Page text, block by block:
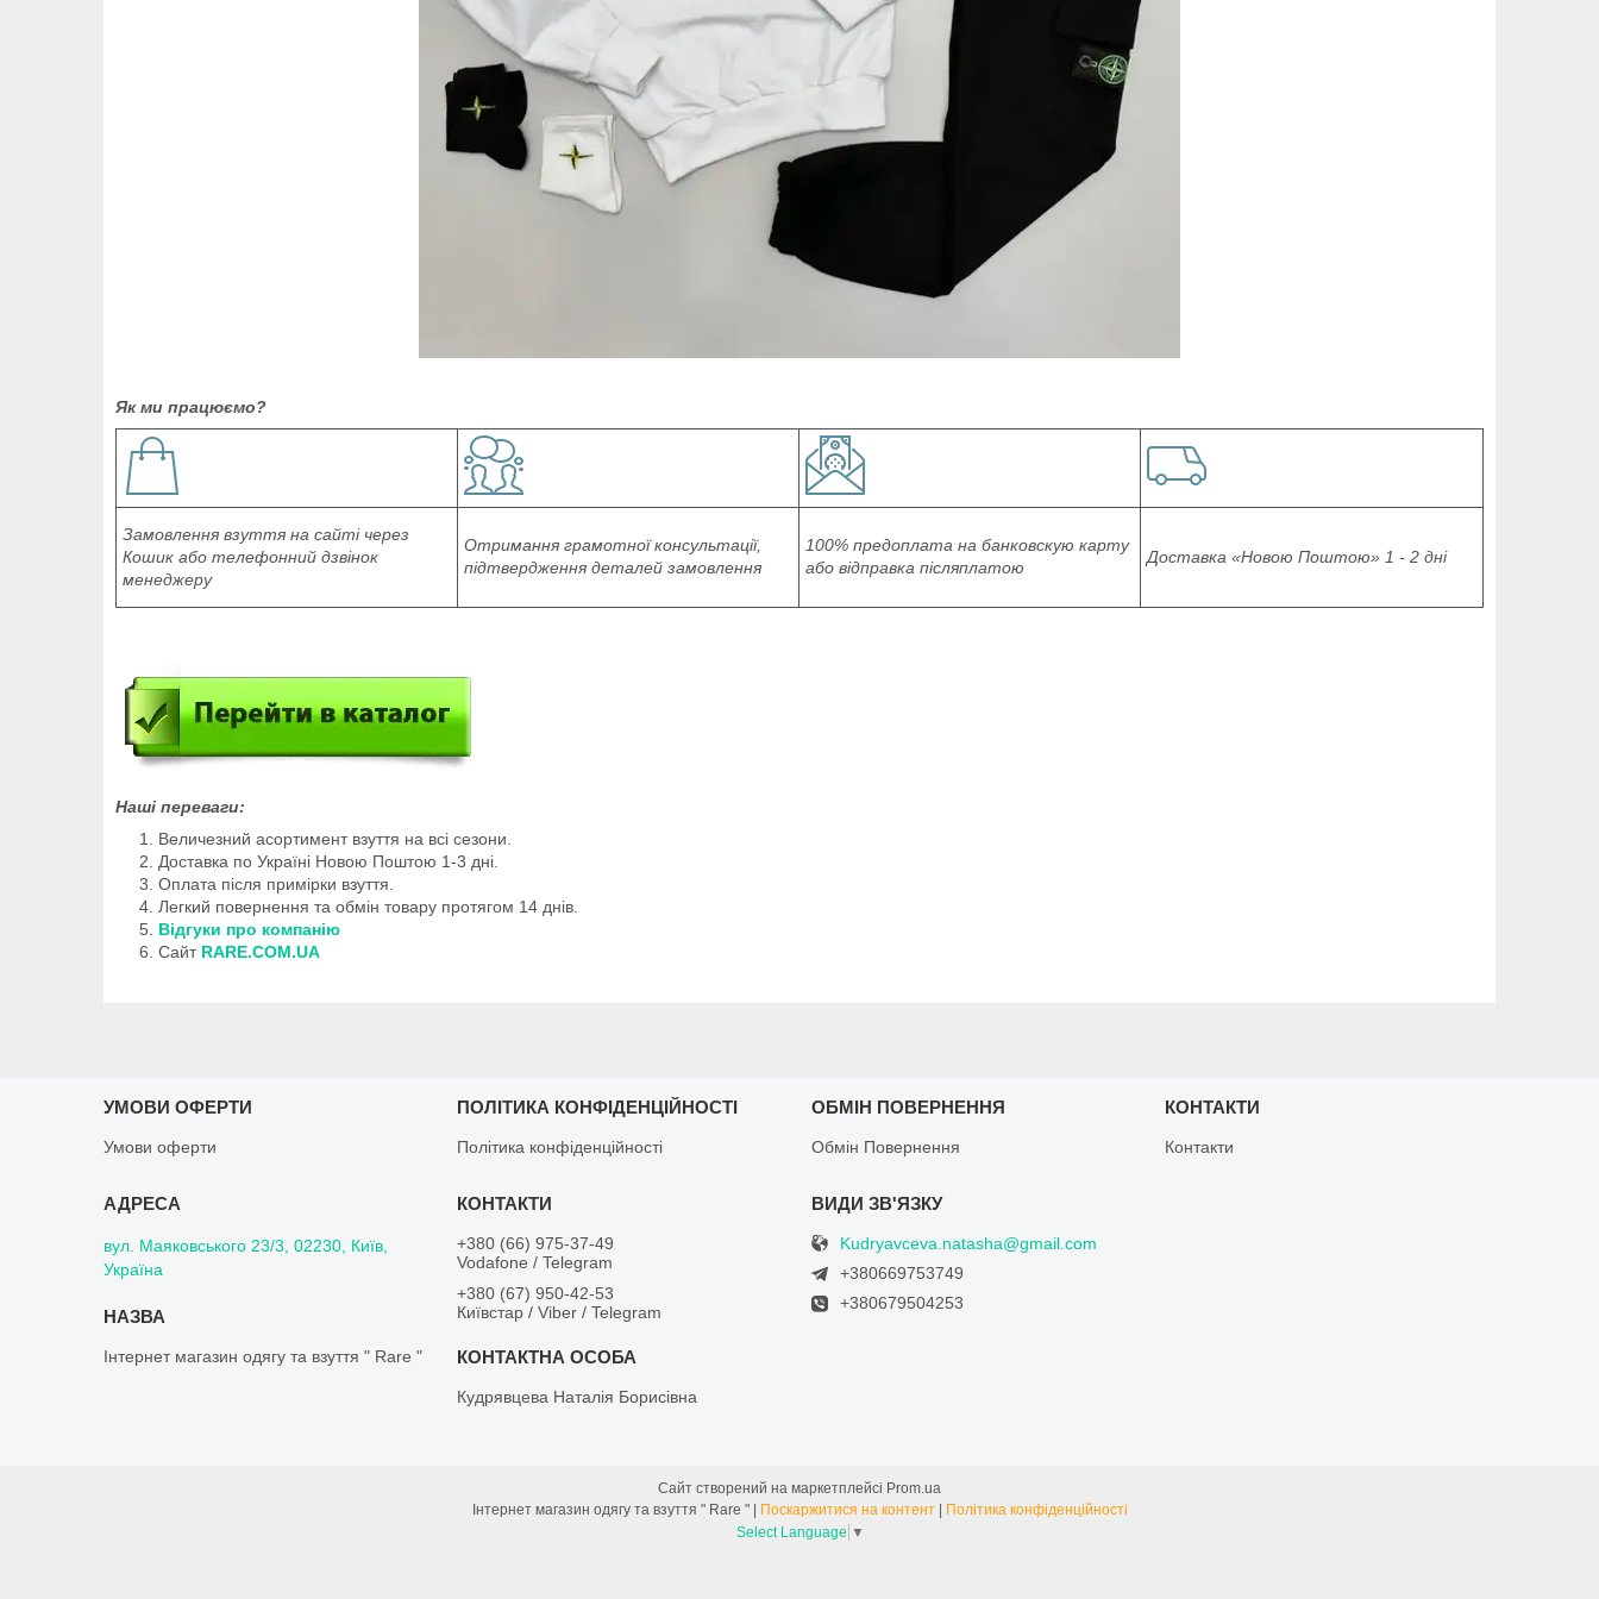
Як ми працюємо?
Замовлення взуття на сайті через
Кошик або телефонний дзвінок
менеджеру
Отримання грамотної консультації,
підтвердження деталей замовлення
100% предоплата на банковскую карту
або відправка післяплатою
Доставка «Новою Поштою» 1 - 2 дні
Наші переваги:
Величезний асортимент взуття на всі сезони.
Доставка по Україні Новою Поштою 1-3 дні.
Оплата після примірки взуття.
Легкий повернення та обмін товару протягом 14 днів.
Відгуки про компанію
Сайт RARE.COM.UA
УМОВИ ОФЕРТИ
Умови оферти
ПОЛІТИКА КОНФІДЕНЦІЙНОСТІ
Політика конфіденційності
ОБМІН ПОВЕРНЕННЯ
Обмін Повернення
КОНТАКТИ
Контакти
вул. Маяковського 23/3, 02230, Київ,
Україна
Інтернет магазин одягу та взуття " Rare "
+380 (66) 975-37-49
Vodafone / Telegram
+380 (67) 950-42-53
Київстар / Viber / Telegram
Кудрявцева Наталія Борисівна
Kudryavceva.natasha@gmail.com
+380669753749
+380679504253
Сайт створений на маркетплейсі Prom.ua
Поскаржитися на контент
Політика конфіденційності
Select Language ▼